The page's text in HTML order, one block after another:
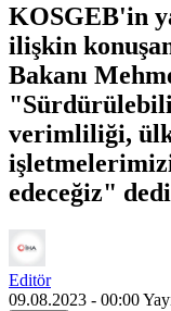
KOSGEB'in
ilişkin
Bakanı
verimliliği,
edeceğiz"
Editör
09.08.2023 - 00:00